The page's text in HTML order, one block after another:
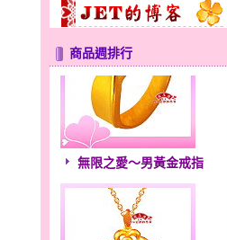
商品週排行
無限之愛～男黃金戒指